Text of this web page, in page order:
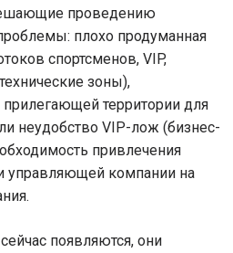
проведению
плохо продуманная
спортсменов, VIP,
зоны),
территории для
неудобство VIP-лож (бизнес-
привлечения
управляющей компании на
появляются, они